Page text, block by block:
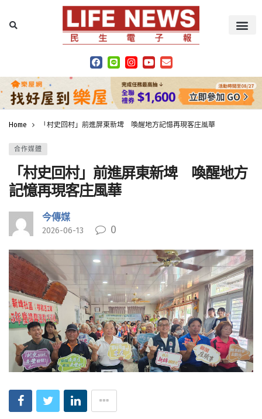
Home 「村史回村」前進屏東新埤 喚醒地方記憶再現客庄風華
合作媒體
「村史回村」前進屏東新埤 喚醒地方
記憶再現客庄風華
今傳媒
2026-06-13 0